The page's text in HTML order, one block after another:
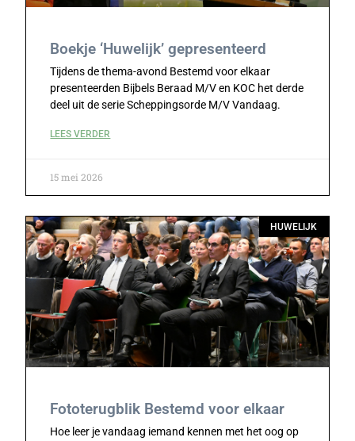
Boekje ‘Huwelijk’ gepresenteerd
Tijdens de thema-avond Bestemd voor elkaar
presenteerden Bijbels Beraad M/V en KOC het derde
deel uit de serie Scheppingsorde M/V Vandaag.
LEES VERDER
15 mei 2026
HUWELIJK
Fototerugblik Bestemd voor elkaar
Hoe leer je vandaag iemand kennen met het oog op